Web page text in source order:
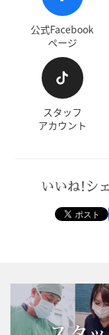
公式Facebook
ページ
スタッフ
アカウント
いいね!シ